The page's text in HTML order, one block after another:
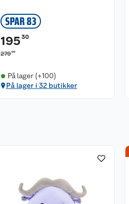
SPAR 83
195 30
27900
På lager (+100)
På lager i 32 butikker